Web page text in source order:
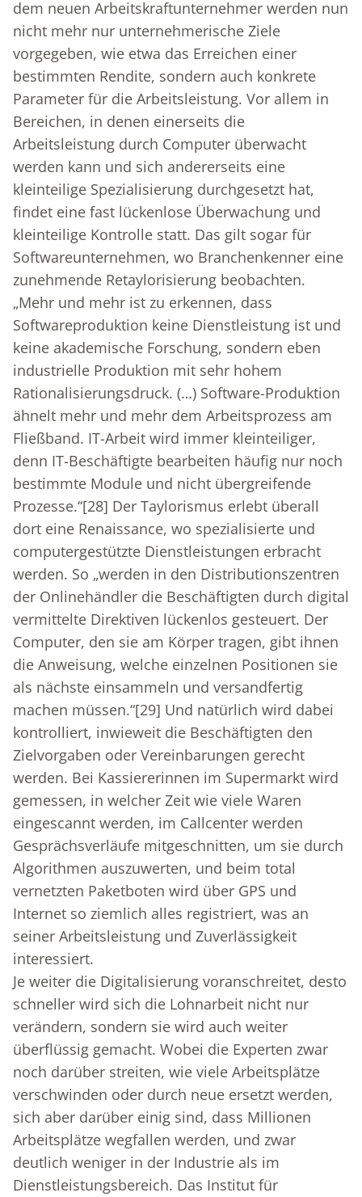
dem neuen Arbeitskraftunternehmer werden nun
nicht mehr nur unternehmerische Ziele
vorgegeben, wie etwa das Erreichen einer
bestimmten Rendite, sondern auch konkrete
Parameter für die Arbeitsleistung. Vor allem in
Bereichen, in denen einerseits die
Arbeitsleistung durch Computer überwacht
werden kann und sich andererseits eine
kleinteilige Spezialisierung durchgesetzt hat,
findet eine fast lückenlose Überwachung und
kleinteilige Kontrolle statt. Das gilt sogar für
Softwareunternehmen, wo Branchenkenner eine
zunehmende Retaylorisierung beobachten.
„Mehr und mehr ist zu erkennen, dass
Softwareproduktion keine Dienstleistung ist und
keine akademische Forschung, sondern eben
industrielle Produktion mit sehr hohem
Rationalisierungsdruck. (…) Software-Produktion
ähnelt mehr und mehr dem Arbeitsprozess am
Fließband. IT-Arbeit wird immer kleinteiliger,
denn IT-Beschäftigte bearbeiten häufig nur noch
bestimmte Module und nicht übergreifende
Prozesse.“[28] Der Taylorismus erlebt überall
dort eine Renaissance, wo spezialisierte und
computergestützte Dienstleistungen erbracht
werden. So „werden in den Distributionszentren
der Onlinehändler die Beschäftigten durch digital
vermittelte Direktiven lückenlos gesteuert. Der
Computer, den sie am Körper tragen, gibt ihnen
die Anweisung, welche einzelnen Positionen sie
als nächste einsammeln und versandfertig
machen müssen.“[29] Und natürlich wird dabei
kontrolliert, inwieweit die Beschäftigten den
Zielvorgaben oder Vereinbarungen gerecht
werden. Bei Kassiererinnen im Supermarkt wird
gemessen, in welcher Zeit wie viele Waren
eingescannt werden, im Callcenter werden
Gesprächsverläufe mitgeschnitten, um sie durch
Algorithmen auszuwerten, und beim total
vernetzten Paketboten wird über GPS und
Internet so ziemlich alles registriert, was an
seiner Arbeitsleistung und Zuverlässigkeit
interessiert.
Je weiter die Digitalisierung voranschreitet, desto
schneller wird sich die Lohnarbeit nicht nur
verändern, sondern sie wird auch weiter
überflüssig gemacht. Wobei die Experten zwar
noch darüber streiten, wie viele Arbeitsplätze
verschwinden oder durch neue ersetzt werden,
sich aber darüber einig sind, dass Millionen
Arbeitsplätze wegfallen werden, und zwar
deutlich weniger in der Industrie als im
Dienstleistungsbereich. Das Institut für